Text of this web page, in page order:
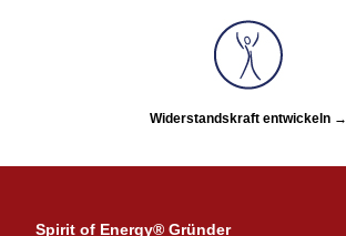
Widerstandskraft entwickeln →
Spirit of Energy® Gründer